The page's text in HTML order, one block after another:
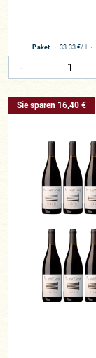
Paket ・ 33,33 €/ l ・
-
Sie sparen 16,40 €